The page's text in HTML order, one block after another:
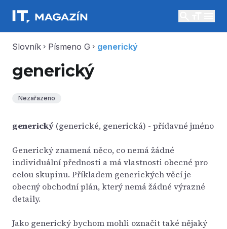
Slovník chevron_right Písmeno G chevron_right generický
generický
Nezařazeno
generický (generické, generická) - přídavné jméno
Generický znamená něco, co nemá žádné
individuální přednosti a má vlastnosti obecné pro
celou skupinu. Příkladem generických věcí je
obecný obchodní plán, který nemá žádné výrazné
detaily.
Jako generický bychom mohli označit také nějaký